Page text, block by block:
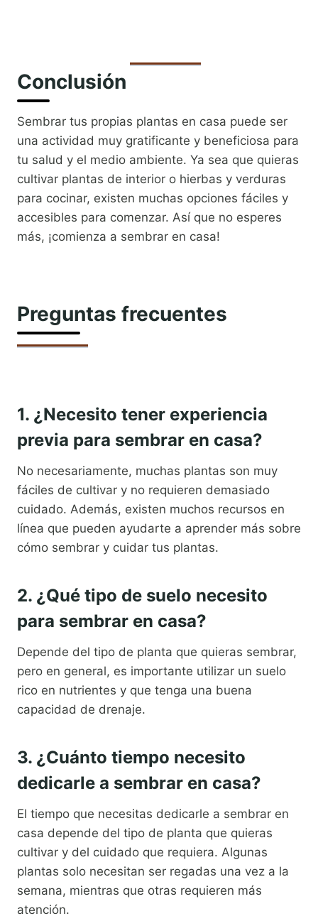
Conclusión
Sembrar tus propias plantas en casa puede ser
una actividad muy gratificante y beneficiosa para
tu salud y el medio ambiente. Ya sea que quieras
cultivar plantas de interior o hierbas y verduras
para cocinar, existen muchas opciones fáciles y
accesibles para comenzar. Así que no esperes
más, ¡comienza a sembrar en casa!
Preguntas frecuentes
1. ¿Necesito tener experiencia
previa para sembrar en casa?
No necesariamente, muchas plantas son muy
fáciles de cultivar y no requieren demasiado
cuidado. Además, existen muchos recursos en
línea que pueden ayudarte a aprender más sobre
cómo sembrar y cuidar tus plantas.
2. ¿Qué tipo de suelo necesito
para sembrar en casa?
Depende del tipo de planta que quieras sembrar,
pero en general, es importante utilizar un suelo
rico en nutrientes y que tenga una buena
capacidad de drenaje.
3. ¿Cuánto tiempo necesito
dedicarle a sembrar en casa?
El tiempo que necesitas dedicarle a sembrar en
casa depende del tipo de planta que quieras
cultivar y del cuidado que requiera. Algunas
plantas solo necesitan ser regadas una vez a la
semana, mientras que otras requieren más
atención.